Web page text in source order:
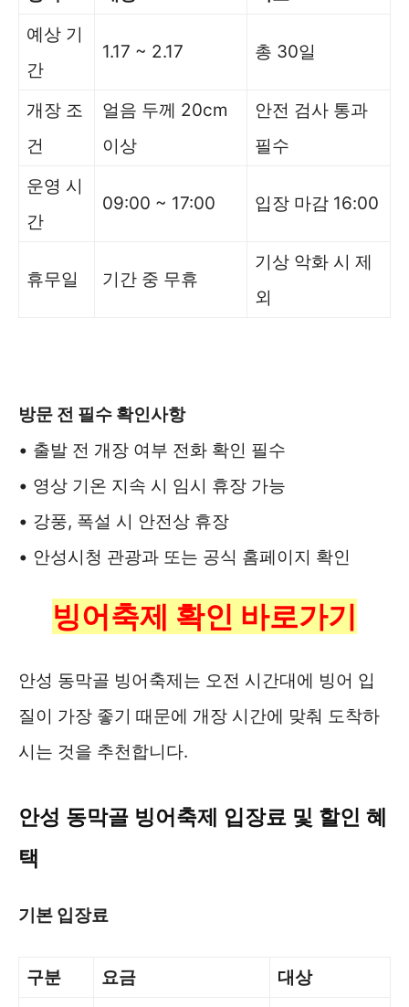
예상 기
간
1.17 ~ 2.17 총 30일
개장 조
건
얼음 두께 20cm
이상
안전 검사 통과
필수
운영 시
간
09:00 ~ 17:00 입장 마감 16:00
휴무일 기간 중 무휴
기상 악화 시 제
외
방문 전 필수 확인사항
• 출발 전 개장 여부 전화 확인 필수
• 영상 기온 지속 시 임시 휴장 가능
• 강풍, 폭설 시 안전상 휴장
• 안성시청 관광과 또는 공식 홈페이지 확인
빙어축제 확인 바로가기
안성 동막골 빙어축제는 오전 시간대에 빙어 입
질이 가장 좋기 때문에 개장 시간에 맞춰 도착하
시는 것을 추천합니다.
안성 동막골 빙어축제 입장료 및 할인 혜
택
기본 입장료
구분 요금
대상